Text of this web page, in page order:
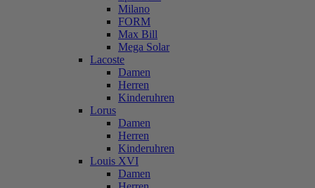
Milano
FORM
Max Bill
Mega Solar
Lacoste
Damen
Herren
Kinderuhren
Lorus
Damen
Herren
Kinderuhren
Louis XVI
Damen